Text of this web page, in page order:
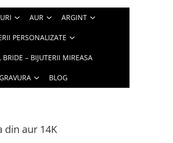
AUR ARGINT
PERSONALIZATE
BRIDE – BIJUTERII MIREASA
BLOG
din aur 14K